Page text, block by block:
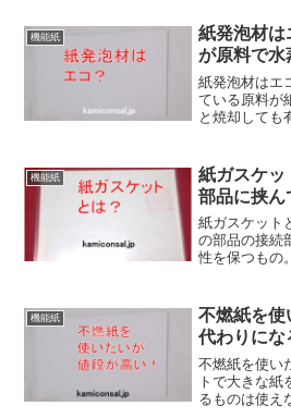
はあります。
どの通販の購
機能紙
紙発泡材は
が原料で水
紙発泡材はエ
ている原料が
と焼却しても
荷物質ゼロだ
に配慮した製
機能紙
紙ガスケッ
部品に挟ん
紙ガスケット
の部品の接続
性を保つもの
のがパッキン
ト再利用は考
機能紙
不燃紙を使
代わりにな
不燃紙を使い
トで大きな紙
るものは使え